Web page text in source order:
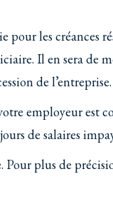
pour les créances
Il en sera de
de l’entreprise.
employeur est
de salaires
plus de